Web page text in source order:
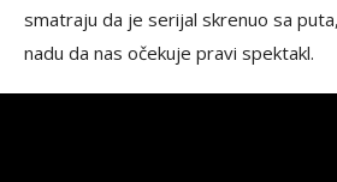
smatraju da je serijal skrenuo sa
nadu da nas očekuje pravi spektakl.